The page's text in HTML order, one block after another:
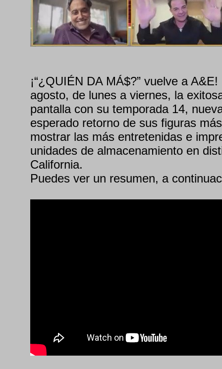
¡“¿QUIÉN DA MÁ$?” vuelve a
agosto, de lunes a viernes, la
pantalla con su temporada 14,
esperado retorno de sus figuras
mostrar las más entretenidas e
unidades de almacenamiento en
California.
Puedes ver un resumen, a